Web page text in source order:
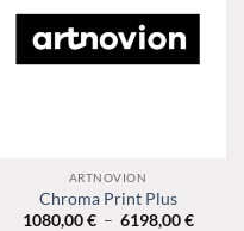
ARTNOVION
Chroma Print Plus
1080,00€ – 6198,00€Plage